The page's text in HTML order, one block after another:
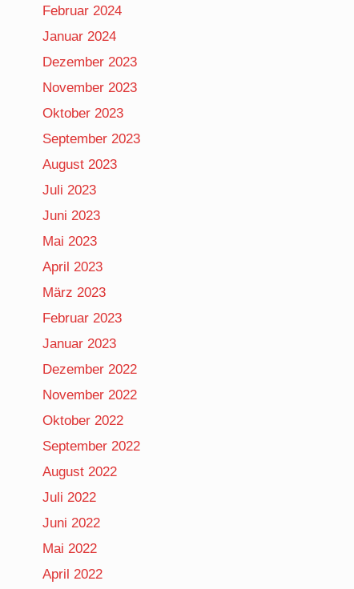
Februar 2024
Januar 2024
Dezember 2023
November 2023
Oktober 2023
September 2023
August 2023
Juli 2023
Juni 2023
Mai 2023
April 2023
März 2023
Februar 2023
Januar 2023
Dezember 2022
November 2022
Oktober 2022
September 2022
August 2022
Juli 2022
Juni 2022
Mai 2022
April 2022